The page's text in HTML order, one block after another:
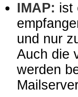
IMAP: ist
und nur
Auch die
werden